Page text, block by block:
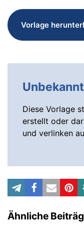
Vorlage
Diese Vorlage
erstellt oder
und verlinken
Ähnliche